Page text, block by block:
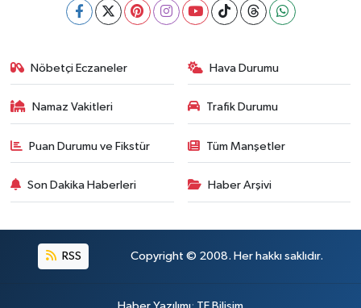
Nöbetçi Eczaneler Hava Durumu
Namaz Vakitleri Trafik Durumu
Puan Durumu ve Fikstür Tüm Manşetler
Son Dakika Haberleri Haber Arşivi
RSS Copyright © 2008. Her hakkı saklıdır.